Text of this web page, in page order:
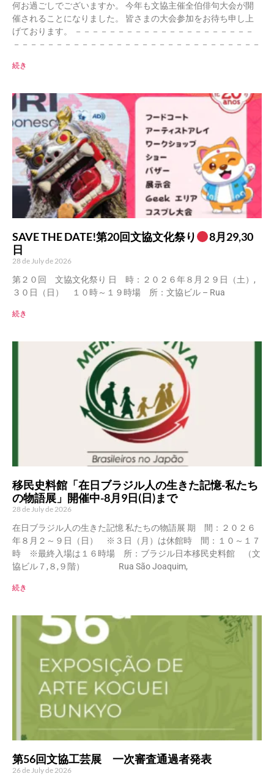
何お過ごしでございますか。 今年も文協主催全伯俳句大会が開
催されることになりました。 皆さまの大会参加をお待ち申し上
げております。 －－－－－－－－－－－－－－－－－－－－－
－－－－－－－－－－－－－－－－－－－－－－－－－－－－－
続き
SAVE THE DATE!第20回文協文化祭り
8月29,30
日
28 de July de 2026
第２０回 文協文化祭り 日 時：２０２６年８月２９日（土）,
３０日（日） １０時～１９時場 所：文協ビル – Rua
続き
移民史料館「在日ブラジル人の生きた記憶-私たち
の物語展」開催中-8月9日(日)まで
28 de July de 2026
在日ブラジル人の生きた記憶 私たちの物語展 期 間：２０２６
年８月２～９日（日） ※３日（月）は休館時 間：１０～１７
時 ※最終入場は１６時場 所：ブラジル日本移民史料館 （文
協ビル７,８,９階） Rua São Joaquim,
続き
第56回文協工芸展 一次審査通過者発表
26 de July de 2026